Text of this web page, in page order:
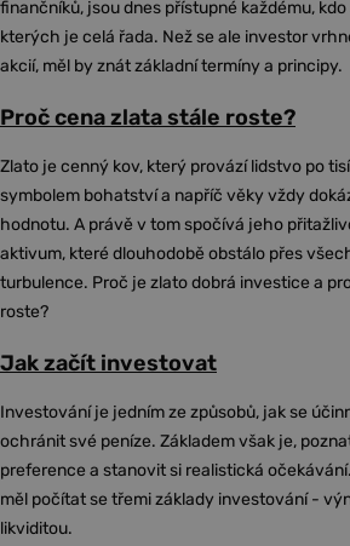
finančníků, jsou dnes přístupné každému,
kterých je celá řada. Než se ale investor
akcií, měl by znát základní termíny a principy.
Proč cena zlata stále roste?
Zlato je cenný kov, který provází lidstvo po
symbolem bohatství a napříč věky vždy
hodnotu. A právě v tom spočívá jeho
aktivum, které dlouhodobě obstálo přes
turbulence. Proč je zlato dobrá investice a
roste?
Jak začít investovat
Investování je jedním ze způsobů, jak se
ochránit své peníze. Základem však je,
preference a stanovit si realistická
měl počítat se třemi základy investování -
likviditou.